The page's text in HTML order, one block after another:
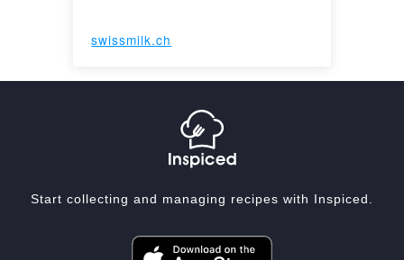
swissmilk.ch
Start collecting and managing recipes with Inspiced.